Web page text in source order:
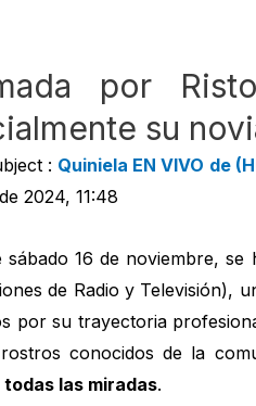
por
su
: Quiniela EN VIVO de
2024, 11:48
sábado 16 de noviembre,
de Radio y Televisión),
por su trayectoria
conocidos de la
las miradas.